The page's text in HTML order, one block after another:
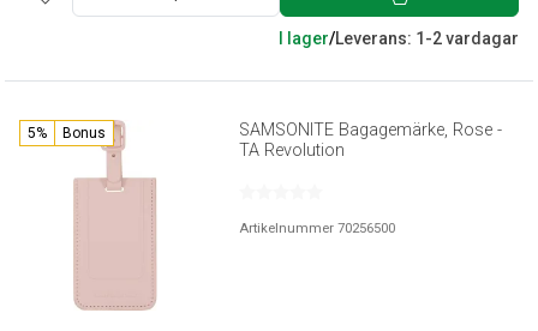
I lager/Leverans: 1-2 vardagar
5% Bonus
SAMSONITE Bagagemärke, Rose -
TA Revolution
Artikelnummer 70256500